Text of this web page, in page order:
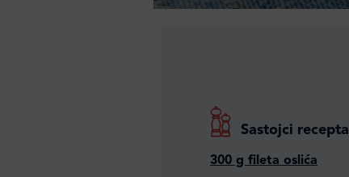
Sastojci recepta
300 g fileta oslića